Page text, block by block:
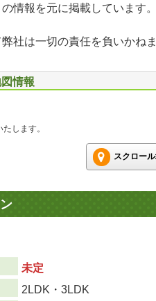
の情報を元に掲載しています
社は一切の責任を負いかね
情報
します。
スクロー
未定
2LDK・3LDK